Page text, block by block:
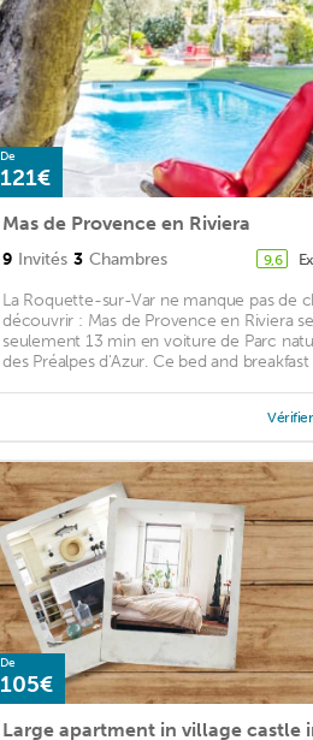
De
121€
Mas de Provence en Riviera
9 Invités 3 Chambres 9,6
La Roquette-sur-Var ne manque pas de
découvrir : Mas de Provence en Riviera
seulement 13 min en voiture de Parc
des Préalpes d'Azur. Ce bed and
De
105€